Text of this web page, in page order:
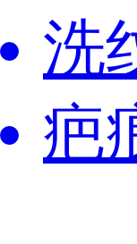
洗
疤